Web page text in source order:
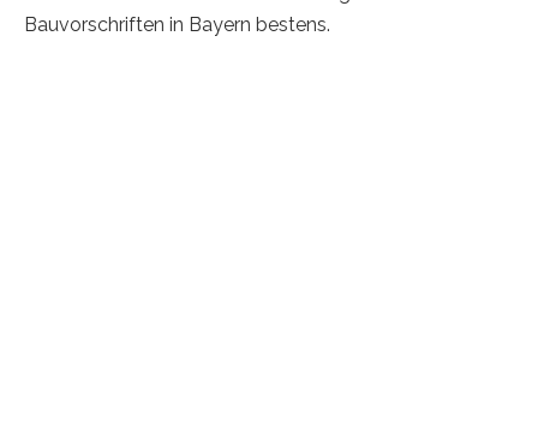
Bauvorschriften in Bayern bestens.